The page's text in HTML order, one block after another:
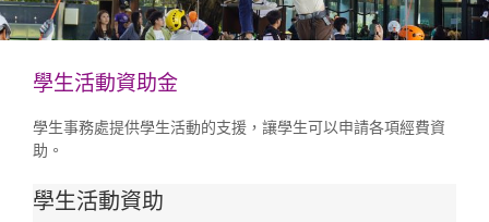
學生事務處|服務|學生活動資助金
學生活動資助金
學生事務處提供學生活動的支援，讓學生可以申請各項經費資
助。
學生活動資助